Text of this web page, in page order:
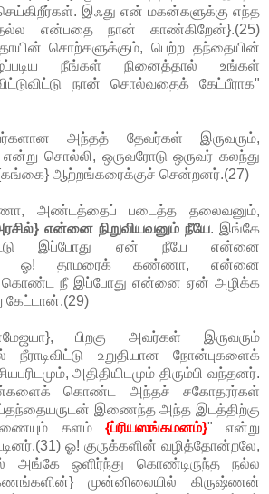
இஃது என் மகன்களுக்கு எந்த
என்பதை நான் காண்கிறேன்}.(25)
சொற்களுக்கும், பெற்ற தந்தையின்
நீங்கள் நினைத்தால் உங்கள்
நான் சொல்வதைக் கேட்பீராக"
அந்தத் தேவர்கள் இருவரும்,
சொல்லி, ஒருவரோடு ஒருவர் கலந்து
{கங்கை} ஆற்றங்கரைக்குச் சென்றனர்.(27)
அண்டத்தைப் படைத்த தலைவனும்,
என்னை நிறுவியவனும் நீயே. இங்கே
இப்போது ஏன் நீயே என்னை
ஓ! தாமரைக் கண்ணா, என்னை
நீ இப்போது என்னை ஏன் அழிக்க
கேட்டான்.(29)
பிறகு அவர்கள் இருவரும்
நீராடிவிட்டு உறுதியான நோன்புகளைக்
அதிதியிடமும் திரும்பி வந்தனர்.
கொண்ட அந்தச் சகோதரர்கள்
இணைந்த அந்த இடத்திற்கு
களம் {ப்ரியஸங்கமனம்}" என்று
ஓ! குருக்களின் வழித்தோன்றலே,
அங்கே ஒளிர்ந்து கொண்டிருந்த நல்ல
முன்னிலையில் கிருஷ்ணன்